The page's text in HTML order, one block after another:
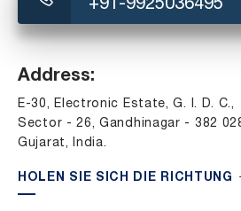
+91-9925036495
Address:
E-30, Electronic Estate, G. I. D. C.,
Sector - 26, Gandhinagar - 382
Gujarat, India.
HOLEN SIE SICH DIE RICHTUNG